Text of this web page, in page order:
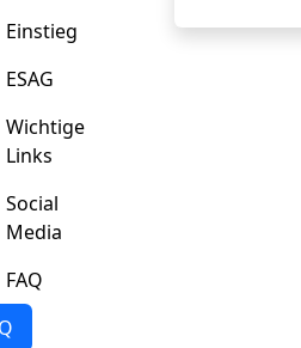
Einstieg
ESAG
Wichtige
Links
Social
Media
FAQ